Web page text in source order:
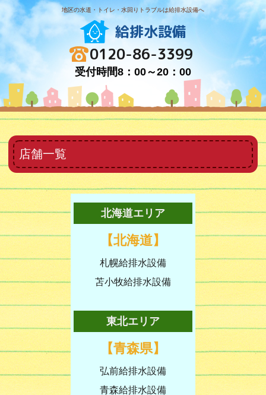
地区の水道・トイレ・水回りトラブルは給排水設備へ
給排水設備
0120-86-3399
受付時間8：00～20：00
店舗一覧
北海道エリア
【北海道】
札幌給排水設備
苫小牧給排水設備
東北エリア
【青森県】
弘前給排水設備
青森給排水設備